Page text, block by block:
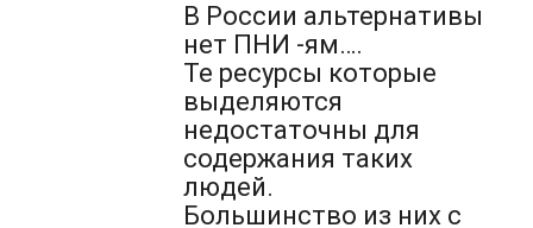
В России альтернативы
нет ПНИ -ям….
Те ресурсы которые
выделяются
недостаточны для
содержания таких
людей.
Большинство из них с